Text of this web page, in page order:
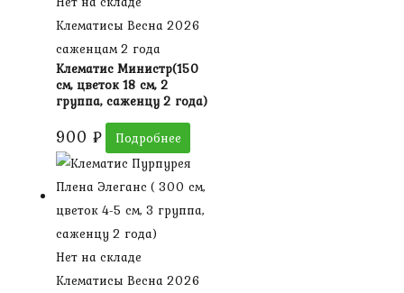
Клематисы Весна 2026
саженцам 2 года
Клематис Министр(150
см, цветок 18 см, 2
группа, саженцу 2 года)
900 ₽ Подробнее
Нет на складе
Клематисы Весна 2026